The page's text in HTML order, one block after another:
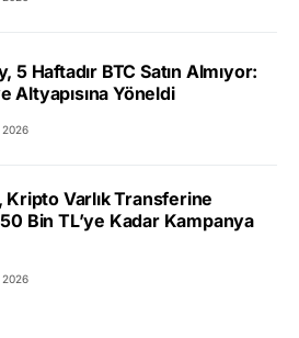
5 Haftadır BTC Satın Almıyor:
Altyapısına Yöneldi
2026
Kripto Varlık Transferine
Bin TL’ye Kadar Kampanya
2026